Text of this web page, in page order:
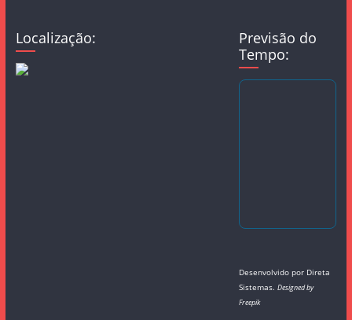
Localização:
Previsão do
Tempo:
Desenvolvido por Direta
Sistemas.Designed by
Freepik